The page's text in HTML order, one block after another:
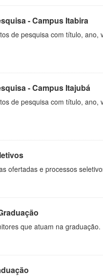
- Campus Itabira
de pesquisa com título,
- Campus Itajubá
de pesquisa com título,
ofertadas e processos
que atuam na graduação.